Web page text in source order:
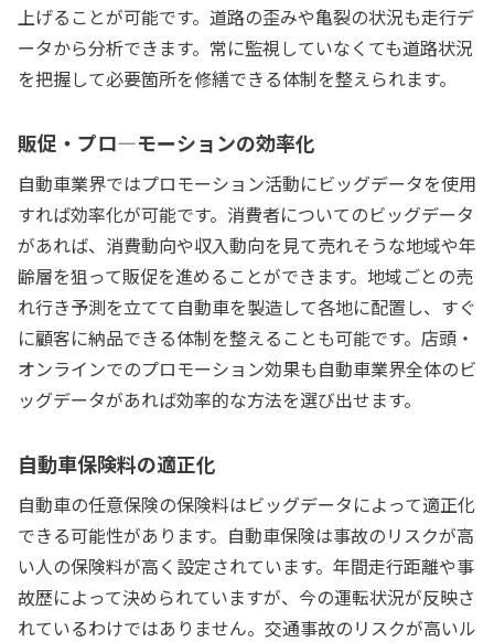
上げることが可能です。道路の歪みや亀裂の状況も走行デ
ータから分析できます。常に監視していなくても道路状況
を把握して必要箇所を修繕できる体制を整えられます。
販促・プロ―モーションの効率化
自動車業界ではプロモーション活動にビッグデータを使用
すれば効率化が可能です。消費者についてのビッグデータ
があれば、消費動向や収入動向を見て売れそうな地域や年
齢層を狙って販促を進めることができます。地域ごとの売
れ行き予測を立てて自動車を製造して各地に配置し、すぐ
に顧客に納品できる体制を整えることも可能です。店頭・
オンラインでのプロモーション効果も自動車業界全体のビ
ッグデータがあれば効率的な方法を選び出せます。
自動車保険料の適正化
自動車の任意保険の保険料はビッグデータによって適正化
できる可能性があります。自動車保険は事故のリスクが高
い人の保険料が高く設定されています。年間走行距離や事
故歴によって決められていますが、今の運転状況が反映さ
れているわけではありません。交通事故のリスクが高いル